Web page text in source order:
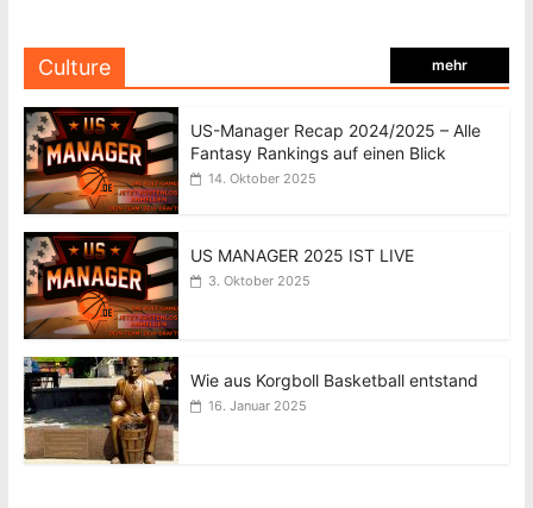
Culture mehr
US-Manager Recap 2024/2025 – Alle
Fantasy Rankings auf einen Blick
14. Oktober 2025
US MANAGER 2025 IST LIVE
3. Oktober 2025
Wie aus Korgboll Basketball entstand
16. Januar 2025